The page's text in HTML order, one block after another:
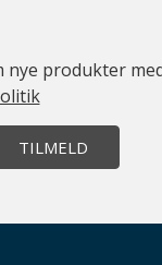
produkter
TILMELD